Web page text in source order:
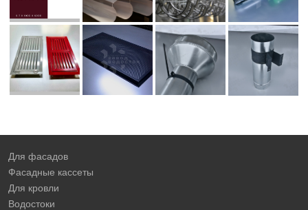
Для фасадов
Фасадные кассеты
Для кровли
Водостоки